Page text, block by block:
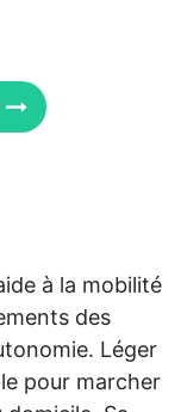
à la mobilité
des
Léger
pour marcher